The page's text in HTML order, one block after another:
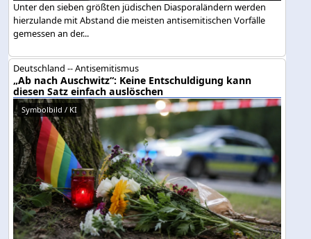
Unter den sieben größten jüdischen Diasporaländern werden
hierzulande mit Abstand die meisten antisemitischen Vorfälle
gemessen an der...
Deutschland -- Antisemitismus
„Ab nach Auschwitz“: Keine Entschuldigung kann
diesen Satz einfach auslöschen
Symbolbild / KI